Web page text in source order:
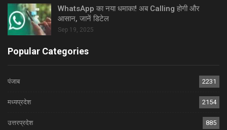
WhatsApp का नया धमाका! अब Calling होगी और
आसान, जानें डिटेल
Sep 19, 2025
Popular Categories
पंजाब 2231
मध्यप्रदेश 2154
उत्तरप्रदेश 885